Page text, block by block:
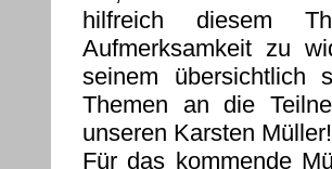
hilfreich diesem
Aufmerksamkeit zu
seinem übersichtlich
Themen an die
unseren Karsten Müller!
Für das kommende